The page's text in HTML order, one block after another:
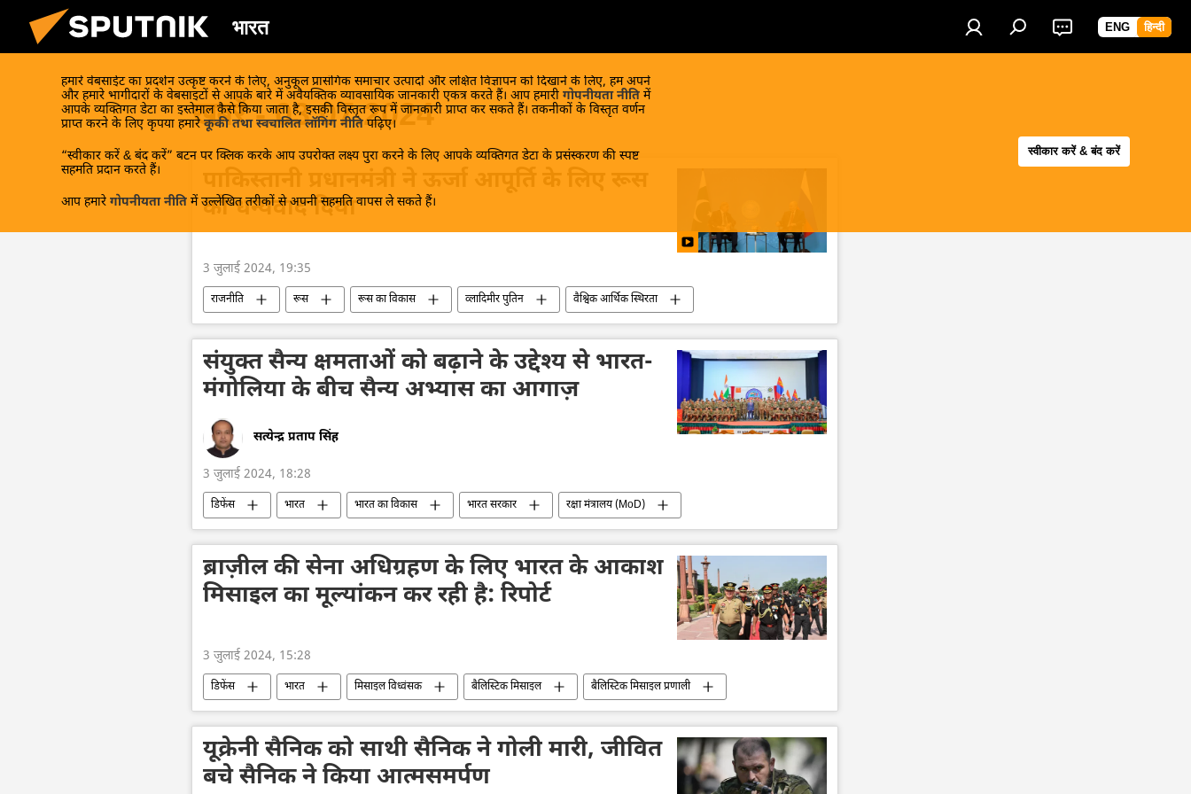
भारत ENG हिन्दी
हमारे वेबसाईट का प्रदर्शन उत्कृष्ट करने के लिए, अनुकूल प्रासंगिक समाचार उत्पादों और लक्षित विज्ञापन को दिखाने के लिए, हम अपने
और हमारे भागीदारों के वेबसाइटों से आपके बारे में अवैयक्तिक व्यावसायिक जानकारी एकत्र करते हैं। आप हमारी गोपनीयता नीति में
आपके व्यक्तिगत डेटा का इस्तेमाल कैसे किया जाता है, इसकी विस्तृत रूप में जानकारी प्राप्त कर सकते हैं। तकनीकों के विस्तृत वर्णन
प्राप्त करने के लिए कृपया हमारे कूकी तथा स्वचालित लॉगिंग नीति पढ़िए।
“स्वीकार करें & बंद करें” बटन पर क्लिक करके आप उपरोक्त लक्ष्य पुरा करने के लिए आपके व्यक्तिगत डेटा के प्रसंस्करण की स्पष्ट
सहमति प्रदान करते हैं।
आप हमारे गोपनीयता नीति में उल्लेखित तरीकों से अपनी सहमति वापस ले सकते हैं।
स्वीकार करें & बंद करें
खबरें - 03.07.2024
को धन्यवाद दिया
3 जुलाई 2024, 19:35
राजनीति रूस रूस का विकास व्लादिमीर पुतिन
वैश्विक आर्थिक स्थिरता
आर्थिक वृद्धि दर
राजनीतिक और आर्थिक स्वतंत्रता आर्थिक मंच
शंघाई सहयोग संगठन (SCO)
बहुध्रुवीय दुनिया
बहुपक्षीय राजनय वित्तीय प्रणाली पाकिस्तान
शहबाज शरीफ
हरित ऊर्जा
ऊर्जा क्षेत्र
संयुक्त सैन्य क्षमताओं को बढ़ाने के उद्देश्य से भारत-
मंगोलिया के बीच सैन्य अभ्यास का आगाज़
सत्येन्द्र प्रताप सिंह
3 जुलाई 2024, 18:28
डिफेंस भारत भारत का विकास भारत सरकार
रक्षा मंत्रालय (MoD)
सैन्य तकनीकी सहयोग
सैन्य तकनीक सैन्य सहायता सैन्य अभ्यास
मंगोलिया
ड्रोन
ब्राज़ील की सेना अधिग्रहण के लिए भारत के आकाश
मिसाइल का मूल्यांकन कर रही है: रिपोर्ट
3 जुलाई 2024, 15:28
डिफेंस भारत मिसाइल विध्वंसक बैलिस्टिक मिसाइल
बैलिस्टिक मिसाइल प्रणाली
सैन्य तकनीकी सहयोग
सैन्य तकनीक वायु रक्षा रक्षा-पंक्ति
रक्षा उत्पादों का निर्यात
रक्षा मंत्रालय (MoD)
ब्राज़ील
यूक्रेनी सैनिक को साथी सैनिक ने गोली मारी, जीवित
बचे सैनिक ने किया आत्मसमर्पण